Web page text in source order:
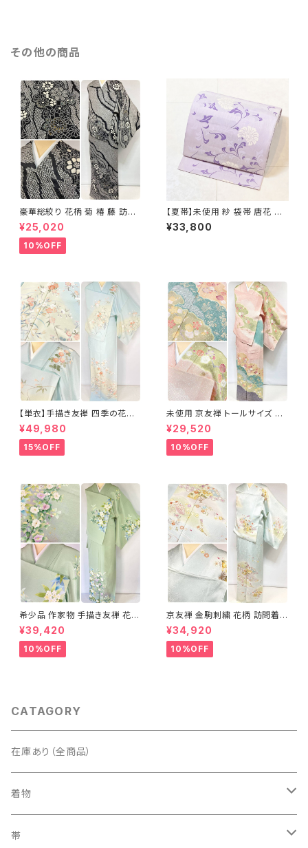
その他の商品
豪華総絞り 花柄 菊 椿 藤 訪問
着 鹿の子絞り ラメ 正絹 黒 白
グレー 1435
¥25,020
10%OFF
【夏帯】未使用 紗 袋帯 唐花 正
絹 紫 白 淡藤色 729
¥33,800
【単衣】手描き友禅 四季の花々
正絹 訪問着 水色 黄緑 白 パス
テルカラー 1431
¥49,980
15%OFF
未使用 京友禅 トールサイズ 染
め分け 金彩 訪問着 袷 正絹 ピ
ンク 黄緑 紫 黄色 1438
¥29,520
10%OFF
希少品 作家物 手描き友禅 花鳥
文 椿 沈丁花 訪問着 正絹 袷 黄
緑 青 白 1418
¥39,420
10%OFF
京友禅 金駒刺繍 花柄 訪問着
正絹 水色 黄緑 パステルカラー
アイスグリーン 1433
¥34,920
10%OFF
CATAGORY
在庫あり（全商品）
着物
訪問着・付下げ
帯